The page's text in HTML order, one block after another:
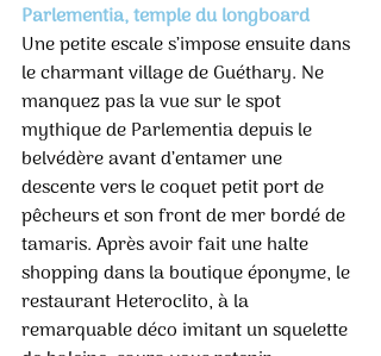
Parlementia, temple du longboard
Une petite escale s’impose ensuite dans
le charmant village de Guéthary. Ne
manquez pas la vue sur le spot
mythique de Parlementia depuis le
belvédère avant d’entamer une
descente vers le coquet petit port de
pêcheurs et son front de mer bordé de
tamaris. Après avoir fait une halte
shopping dans la boutique éponyme, le
restaurant Heteroclito, à la
remarquable déco imitant un squelette